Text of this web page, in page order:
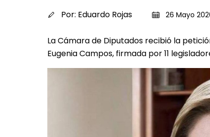
Por: Eduardo Rojas 26 Mayo
La Cámara de Diputados recibió la
Eugenia Campos, firmada por 11